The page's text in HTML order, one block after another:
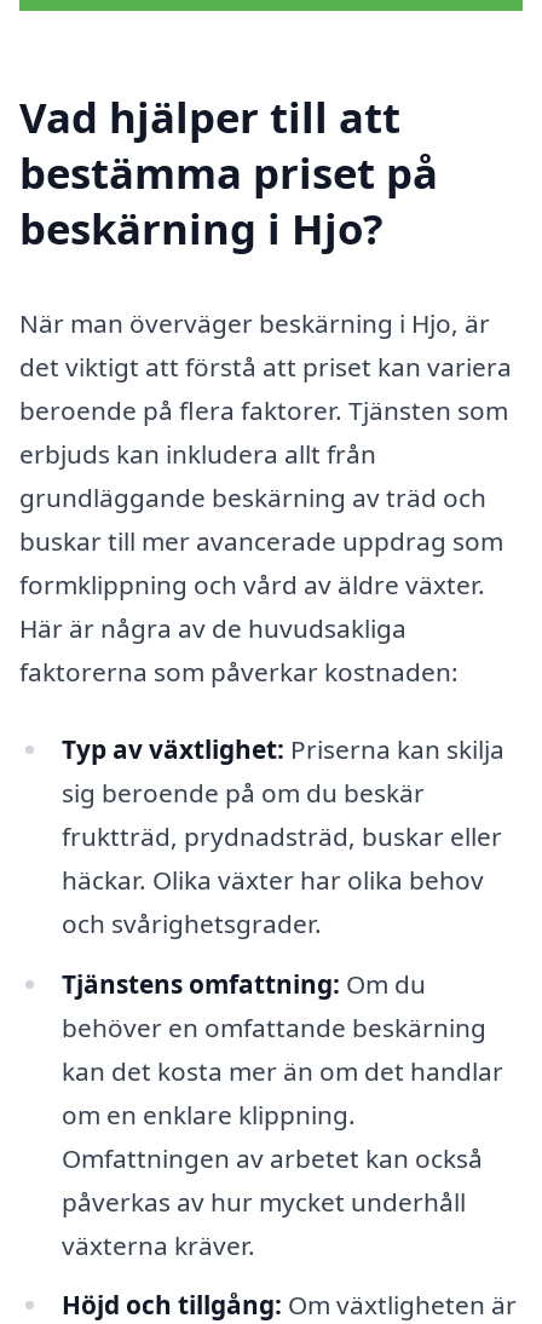
Vad hjälper till att
bestämma priset på
beskärning i Hjo?
När man överväger beskärning i Hjo, är
det viktigt att förstå att priset kan variera
beroende på flera faktorer. Tjänsten som
erbjuds kan inkludera allt från
grundläggande beskärning av träd och
buskar till mer avancerade uppdrag som
formklippning och vård av äldre växter.
Här är några av de huvudsakliga
faktorerna som påverkar kostnaden:
Typ av växtlighet: Priserna kan skilja
sig beroende på om du beskär
fruktträd, prydnadsträd, buskar eller
häckar. Olika växter har olika behov
och svårighetsgrader.
Tjänstens omfattning: Om du
behöver en omfattande beskärning
kan det kosta mer än om det handlar
om en enklare klippning.
Omfattningen av arbetet kan också
påverkas av hur mycket underhåll
växterna kräver.
Höjd och tillgång: Om växtligheten är